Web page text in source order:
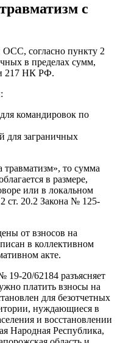
с
согласно пункту 2
в пределах сумм,
217 НК РФ.
командировок по
для заграничных
травматизм», то сумма
в размере,
или в локальном
ст. 20.2 Закона № 125-
от взносов на
в коллективном
акте.
19-20/62184 разъясняет
платить взносы на
для безотчетных
нуждающиеся в
и восстановлении
Народная Республика,